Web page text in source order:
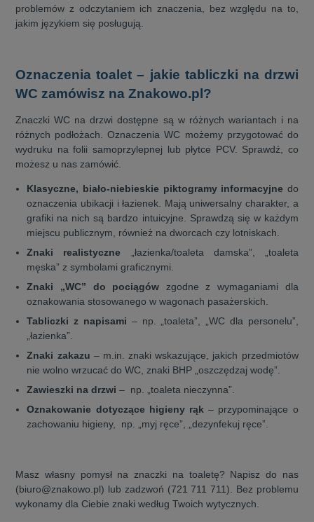
problemów z odczytaniem ich znaczenia, bez względu na to,
jakim językiem się posługują.
Oznaczenia toalet – jakie tabliczki na drzwi
WC zamówisz na Znakowo.pl?
Znaczki WC na drzwi dostępne są w różnych wariantach i na
różnych podłożach. Oznaczenia WC możemy przygotować do
wydruku na folii samoprzylepnej lub płytce PCV. Sprawdź, co
możesz u nas zamówić.
Klasyczne, biało-niebieskie piktogramy informacyjne do
oznaczenia ubikacji i łazienek. Mają uniwersalny charakter, a
grafiki na nich są bardzo intuicyjne. Sprawdzą się w każdym
miejscu publicznym, również na dworcach czy lotniskach.
Znaki realistyczne „łazienka/toaleta damska”, „toaleta
męska” z symbolami graficznymi.
Znaki „WC” do pociągów zgodne z wymaganiami dla
oznakowania stosowanego w wagonach pasażerskich.
Tabliczki z napisami – np. „toaleta”, „WC dla personelu”,
„łazienka”.
Znaki zakazu – m.in. znaki wskazujące, jakich przedmiotów
nie wolno wrzucać do WC, znaki BHP „oszczędzaj wodę”.
Zawieszki na drzwi– np. „toaleta nieczynna”.
Oznakowanie dotyczące higieny rąk– przypominające o
zachowaniu higieny,
np. „myj ręce”, „dezynfekuj ręce”.
Masz własny pomysł na znaczki na toaletę? Napisz do nas
(biuro@znakowo.pl) lub zadzwoń (721 711 711). Bez problemu
wykonamy dla Ciebie znaki według Twoich wytycznych.